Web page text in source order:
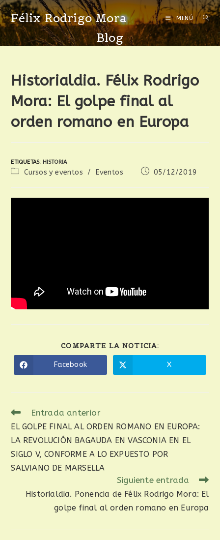
Félix Rodrigo Mora MENÚ
Blog
Historialdia. Félix Rodrigo
Mora: El golpe final al
orden romano en Europa
ETIQUETAS: HISTORIA
Cursos y eventos / Eventos 05/12/2019
COMPARTE LA NOTICIA:
Facebook X
Entrada anterior
EL GOLPE FINAL AL ORDEN ROMANO EN EUROPA:
LA REVOLUCIÓN BAGAUDA EN VASCONIA EN EL
SIGLO V, CONFORME A LO EXPUESTO POR
SALVIANO DE MARSELLA
Siguiente entrada
Historialdia. Ponencia de Félix Rodrigo Mora: El
golpe final al orden romano en Europa